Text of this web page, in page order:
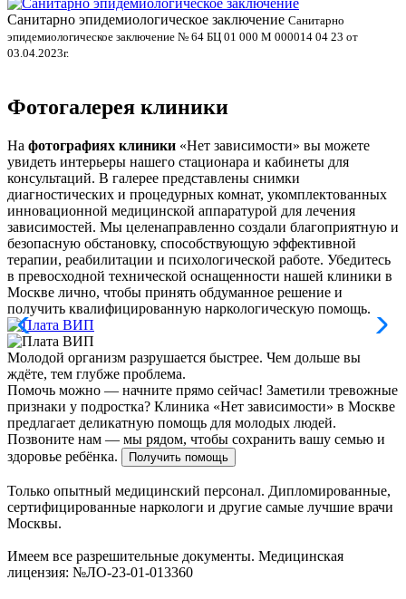
Санитарно эпидемиологическое заключение Санитарно
эпидемиологическое заключение № 64 БЦ 01 000 М 000014 04 23 от
03.04.2023г.
Фотогалерея клиники
На фотографиях клиники «Нет зависимости» вы можете
увидеть интерьеры нашего стационара и кабинеты для
консультаций. В галерее представлены снимки
диагностических и процедурных комнат, укомплектованных
инновационной медицинской аппаратурой для лечения
зависимостей. Мы целенаправленно создали благоприятную и
безопасную обстановку, способствующую эффективной
терапии, реабилитации и психологической работе. Убедитесь
в превосходной технической оснащенности нашей клиники в
Москве лично, чтобы принять обдуманное решение и
получить квалифицированную наркологическую помощь.
Молодой организм разрушается быстрее. Чем дольше вы
ждёте, тем глубже проблема.
Помочь можно — начните прямо сейчас! Заметили тревожные
признаки у подростка? Клиника «Нет зависимости» в Москве
предлагает деликатную помощь для молодых людей.
Позвоните нам — мы рядом, чтобы сохранить вашу семью и
здоровье ребёнка.
Получить помощь
Только опытный медицинский персонал. Дипломированные,
сертифицированные наркологи и другие самые лучшие врачи
Москвы.
Имеем все разрешительные документы. Медицинская
лицензия: №ЛО-23-01-013360